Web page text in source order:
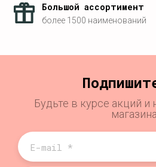
Большой ассортимент
более 1500 наименований
Будьте в курсе акций и
магазина